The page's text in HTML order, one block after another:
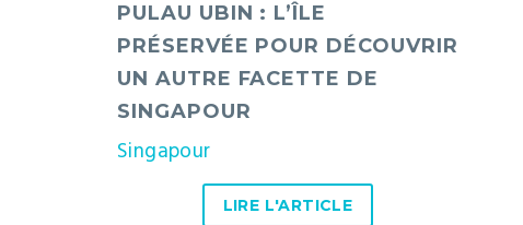
facette
de
Singapour
PULAU UBIN : L’ÎLE
PRÉSERVÉE POUR DÉCOUVRIR
UN AUTRE FACETTE DE
SINGAPOUR
Singapour
LIRE L'ARTICLE